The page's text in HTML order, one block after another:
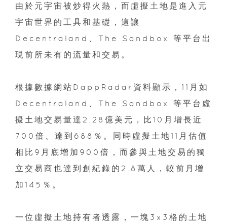
由於元宇宙被炒得火熱，而虛擬土地是進入元
宇宙世界的工具和基礎，這讓
Decentraland、The Sandbox 等平台出
現前所未有的流量和交易。
根據數據網站DappRadar資料顯示，11月如
Decentraland、The Sandbox 等平台虛
擬土地交易量達2.28億美元，比10月增長近
700倍、達到688％。同時虛擬土地11月估值
相比9月底增加900倍，而參與土地交易的獨
立交易商也達到創紀錄的2.8萬人，較前月增
加145％。
一位虛擬土地持有者透露，一塊3x3格的土地